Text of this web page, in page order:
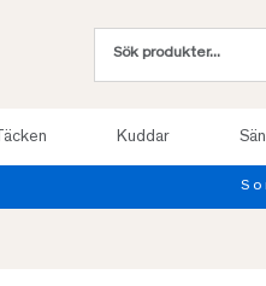
Täcken Kuddar